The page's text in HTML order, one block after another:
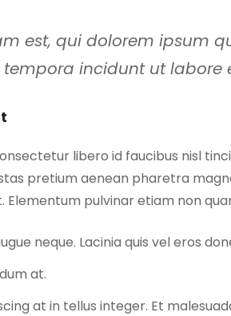
est, qui dolorem ipsum
incidunt ut
libero id faucibus nisl
pretium aenean pharetra
pulvinar etiam non
neque. Lacinia quis vel eros
at.
at in tellus integer. Et